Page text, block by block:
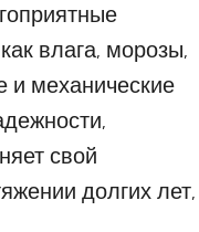
влага, морозы,
и механические
свой
долгих лет,